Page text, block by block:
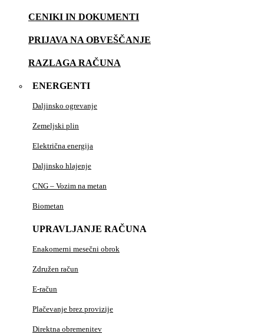
CENIKI IN DOKUMENTI
PRIJAVA NA OBVEŠČANJE
RAZLAGA RAČUNA
ENERGENTI
Daljinsko ogrevanje
Zemeljski plin
Električna energija
Daljinsko hlajenje
CNG – Vozim na metan
Biometan
UPRAVLJANJE RAČUNA
Enakomerni mesečni obrok
Združen račun
E-račun
Plačevanje brez provizije
Direktna obremenitev